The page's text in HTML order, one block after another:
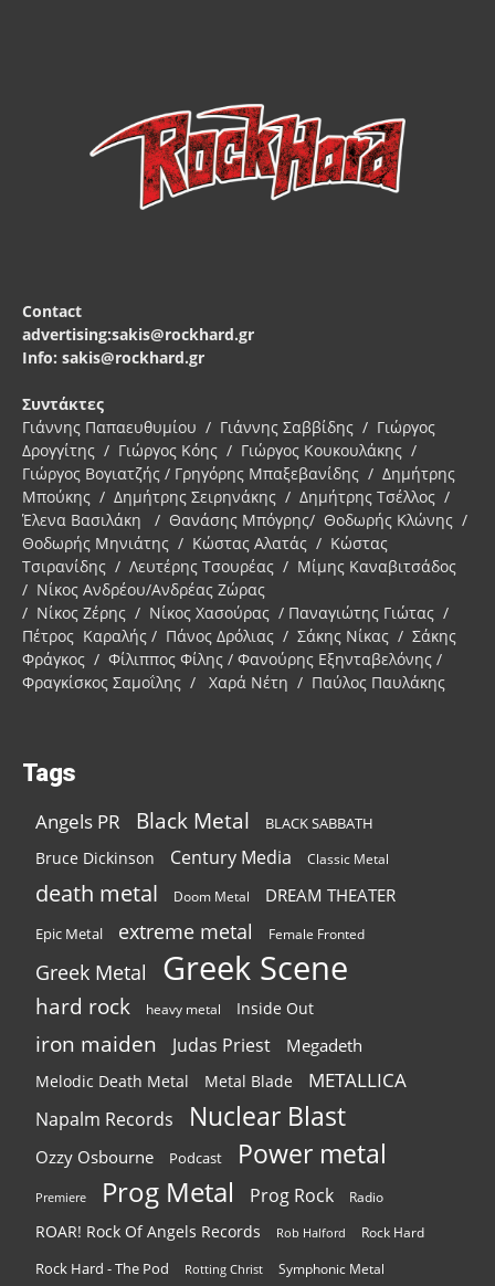
Contact
advertising:sakis@rockhard.gr
Info: sakis@rockhard.gr
Συντάκτες
Γιάννης Παπαευθυμίου / Γιάννης Σαββίδης / Γιώργος
Δρογγίτης / Γιώργος Κόης / Γιώργος Κουκουλάκης /
Γιώργος Βογιατζής / Γρηγόρης Μπαξεβανίδης / Δημήτρης
Μπούκης / Δημήτρης Σειρηνάκης / Δημήτρης Τσέλλος /
Έλενα Βασιλάκη / Θανάσης Μπόγρης/ Θοδωρής Κλώνης /
Θοδωρής Μηνιάτης / Κώστας Αλατάς / Κώστας
Τσιρανίδης / Λευτέρης Τσουρέας / Μίμης Καναβιτσάδος
/ Νίκος Ανδρέου/Ανδρέας Ζώρας
/ Νίκος Ζέρης / Νίκος Χασούρας / Παναγιώτης Γιώτας /
Πέτρος Καραλής / Πάνος Δρόλιας / Σάκης Νίκας / Σάκης
Φράγκος / Φίλιππος Φίλης / Φανούρης Εξηνταβελόνης /
Φραγκίσκος Σαμοΐλης / Χαρά Νέτη / Παύλος Παυλάκης
Tags
Angels PR Black Metal BLACK SABBATH
Bruce Dickinson Century Media Classic Metal
death metal Doom Metal DREAM THEATER
Epic Metal extreme metal Female Fronted
Greek Metal Greek Scene
hard rock heavy metal Inside Out
iron maiden Judas Priest Megadeth
Melodic Death Metal Metal Blade METALLICA
Napalm Records Nuclear Blast
Ozzy Osbourne Podcast Power metal
Premiere Prog Metal Prog Rock Radio
ROAR! Rock Of Angels Records Rob Halford Rock Hard
Rock Hard - The Pod Rotting Christ Symphonic Metal